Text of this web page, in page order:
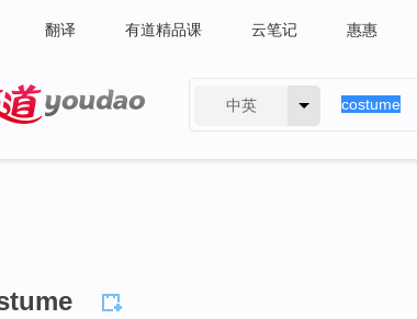
翻译 有道精品课 云笔记 惠惠
中英